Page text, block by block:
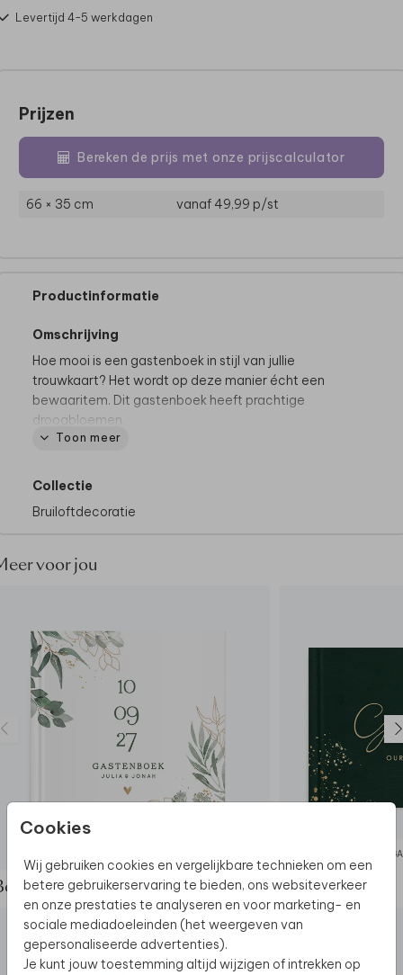
Cookies
Wij gebruiken cookies en vergelijkbare technieken om een
betere gebruikerservaring te bieden, ons websiteverkeer
en onze prestaties te analyseren en voor marketing- en
sociale mediadoeleinden (het weergeven van
gepersonaliseerde advertenties).
Je kunt jouw toestemming altijd wijzigen of intrekken op
Levertijd 4-5 werkdagen
Prijzen
Bereken de prijs met onze prijscalculator
66 × 35 cm vanaf 49,99 p/st
Productinformatie
Omschrijving
Hoe mooi is een gastenboek in stijl van jullie
trouwkaart? Het wordt op deze manier écht een
bewaaritem. Dit gastenboek heeft prachtige
droogbloemen.
gastenboeken
Specificaties:
aanpasbaar)
• Binnenzijde: wit en onbedrukt (bedrukking niet
gepersonaliseerd.
• Foliedruk niet mogelijk.
• De levertijd van de gastenboeken is 4 tot 5
werkdagen.
• We raden af om tekst op de rug van het boek te
plaatsen. Deze trouwkaart maakt deel uit vaneen
complete set in deze stijl.
Toon meer
Collectie
Bruiloftdecoratie
voor jou
de complete set